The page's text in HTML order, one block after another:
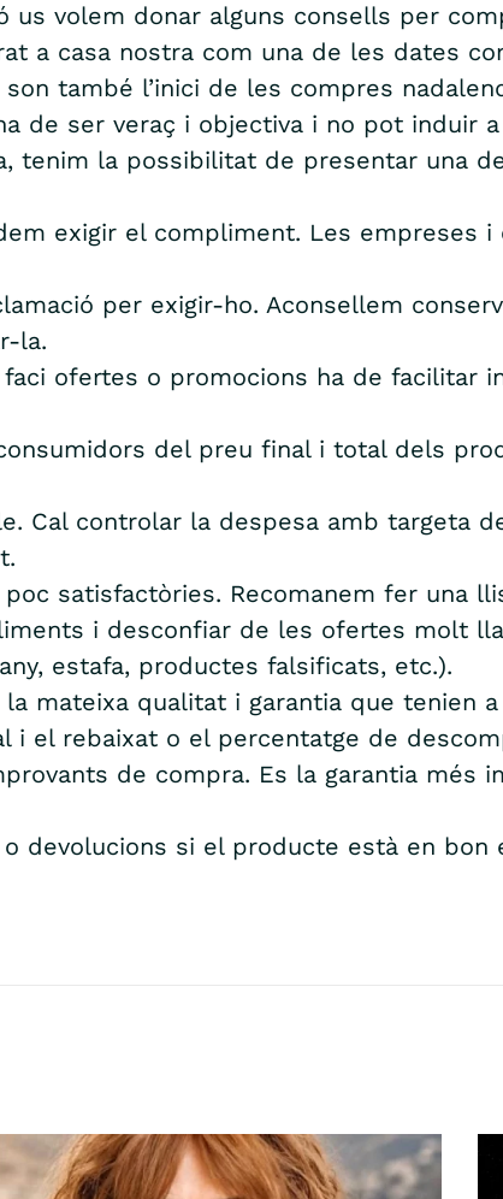
us volem donar alguns consells per
a casa nostra com una de les dates
també l’inici de les compres
de ser veraç i objectiva i no pot induir a
tenim la possibilitat de presentar una
exigir el compliment. Les empreses
per exigir-ho. Aconsellem
la.
faci ofertes o promocions ha de facilitar
del preu final i total dels
Cal controlar la despesa amb targeta
satisfactòries. Recomanem fer una
i desconfiar de les ofertes molt
estafa, productes falsificats, etc.).
mateixa qualitat i garantia que tenien
i el rebaixat o el percentatge de
de compra. Es la garantia més
devolucions si el producte està en bon